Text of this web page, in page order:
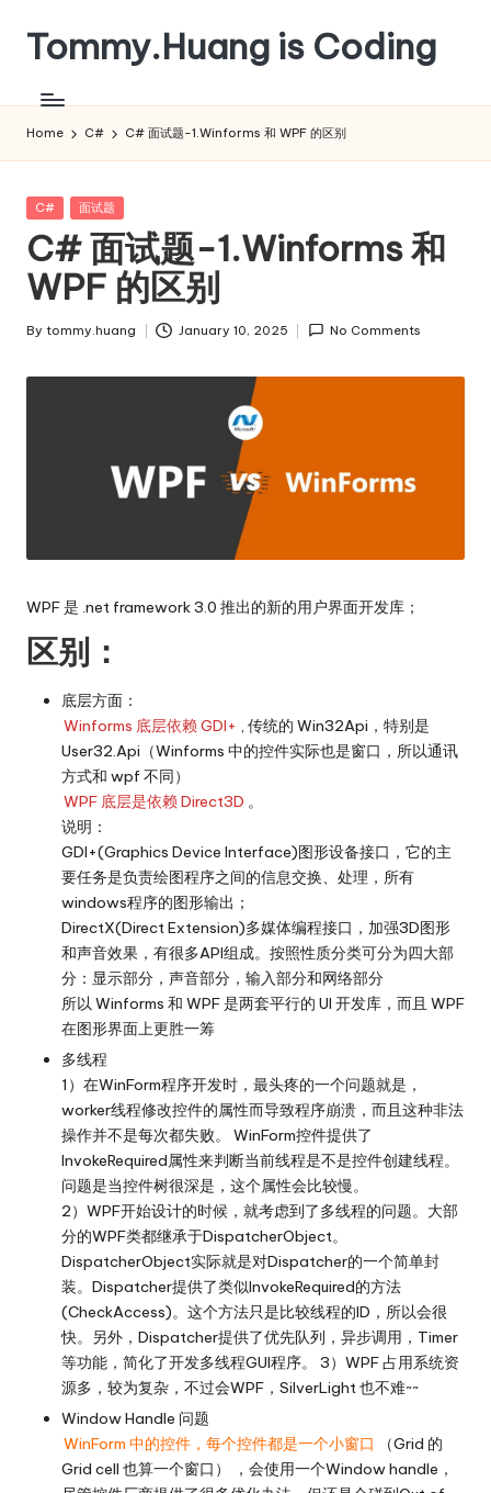
content
Tommy.Huang is Coding
Home C# C# 面试题-1.Winforms 和 WPF 的区别
Posted
C# 面试题
C# 面试题-1.Winforms 和
WPF 的区别
Posted
By tommy.huang January 10, 2025 No Comments
WPF 是 .net framework 3.0 推出的新的用户界面开发库；
区别：
底层方面：
Winforms 底层依赖 GDI+ , 传统的 Win32Api，特别是
User32.Api（Winforms 中的控件实际也是窗口，所以通讯
方式和 wpf 不同）
WPF 底层是依赖 Direct3D 。
说明：
GDI+(Graphics Device Interface)图形设备接口，它的主
要任务是负责绘图程序之间的信息交换、处理，所有
windows程序的图形输出；
DirectX(Direct Extension)多媒体编程接口，加强3D图形
和声音效果，有很多API组成。按照性质分类可分为四大部
分：显示部分，声音部分，输入部分和网络部分
所以 Winforms 和 WPF 是两套平行的 UI 开发库，而且 WPF
在图形界面上更胜一筹
多线程
1）在WinForm程序开发时，最头疼的一个问题就是，
worker线程修改控件的属性而导致程序崩溃，而且这种非法
操作并不是每次都失败。 WinForm控件提供了
InvokeRequired属性来判断当前线程是不是控件创建线程。
问题是当控件树很深是，这个属性会比较慢。
2）WPF开始设计的时候，就考虑到了多线程的问题。大部
分的WPF类都继承于DispatcherObject。
DispatcherObject实际就是对Dispatcher的一个简单封
装。Dispatcher提供了类似InvokeRequired的方法
(CheckAccess)。这个方法只是比较线程的ID，所以会很
快。另外，Dispatcher提供了优先队列，异步调用，Timer
等功能，简化了开发多线程GUI程序。 3）WPF 占用系统资
源多，较为复杂，不过会WPF，SilverLight 也不难~~
Window Handle 问题
WinForm 中的控件，每个控件都是一个小窗口
（Grid 的
Grid cell 也算一个窗口） ，会使用一个Window handle，